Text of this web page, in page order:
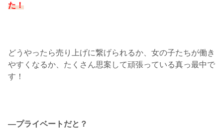
た！
どうやったら売り上げに繋げられるか、女の子たちが働き
やすくなるか、たくさん思案して頑張っている真っ最中で
す！
―プライベートだと？